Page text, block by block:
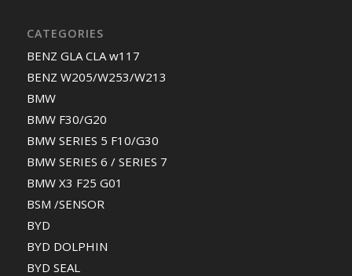
CATEGORIES
BENZ GLA CLA w117
BENZ W205/W253/W213
BMW
BMW F30/G20
BMW SERIES 5 F10/G30
BMW SERIES 6 / SERIES 7
BMW X3 F25 G01
BSM /SENSOR
BYD
BYD DOLPHIN
BYD SEAL